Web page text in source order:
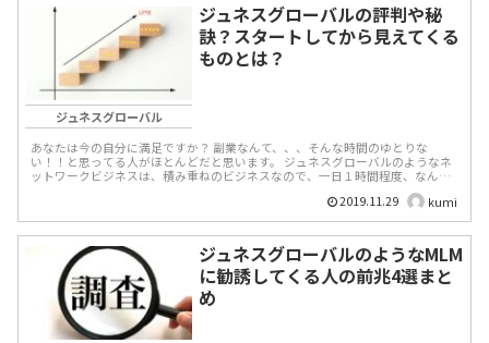
ジュネスグローバル
ジュネスグローバルの評判や秘
訣？スタートしてから見えてくる
ものとは？
あなたは今の自分に満足ですか？ 副業なんて、、、そんな時間のゆとりな
い！！と思ってる人がほとんどだと思います。 ジュネスグローバルのようなネ
ットワークビジネスは、積み重ねのビジネスなので、一日１時間程度、なんと
2019.11.29 kumi
ジュネスグローバルのようなMLM
に勧誘してくる人の前兆4選まと
め